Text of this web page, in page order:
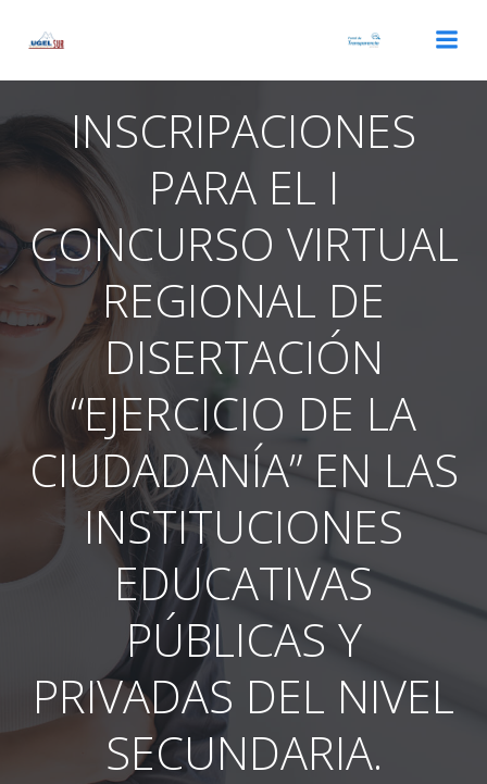
INSCRIPACIONES
PARA EL I
CONCURSO VIRTUAL
REGIONAL DE
DISERTACIÓN
“EJERCICIO DE LA
CIUDADANÍA” EN LAS
INSTITUCIONES
EDUCATIVAS
PÚBLICAS Y
PRIVADAS DEL NIVEL
SECUNDARIA.